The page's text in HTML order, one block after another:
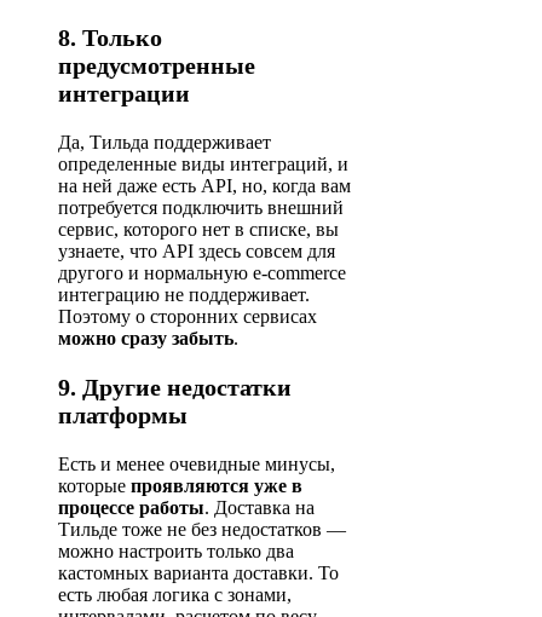
8. Только
предусмотренные
интеграции
Да, Тильда поддерживает
определенные виды интеграций, и
на ней даже есть API, но, когда вам
потребуется подключить внешний
сервис, которого нет в списке, вы
узнаете, что API здесь совсем для
другого и нормальную e-commerce
интеграцию не поддерживает.
Поэтому о сторонних сервисах
можно сразу забыть.
9. Другие недостатки
платформы
Есть и менее очевидные минусы,
которые проявляются уже в
процессе работы. Доставка на
Тильде тоже не без недостатков —
можно настроить только два
кастомных варианта доставки. То
есть любая логика с зонами,